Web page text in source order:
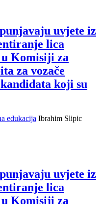
uvjete iz
lica
Komisiji za
za vozače
koji su
edukacija Ibrahim Slipic
uvjete iz
lica
Komisiji za